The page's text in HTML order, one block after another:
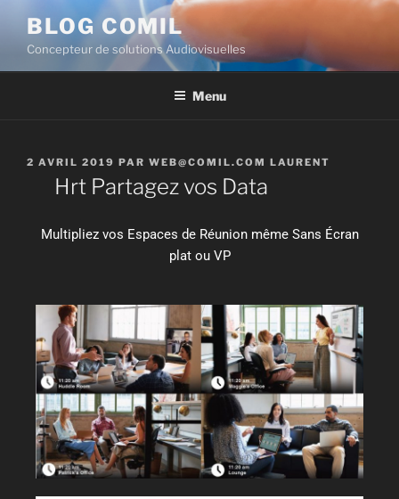
BLOG COMIL
Concepteur de solutions Audiovisuelles
Menu
2 AVRIL 2019 PAR WEB@COMIL.COM LAURENT
Hrt Partagez vos Data
Multipliez vos Espaces de Réunion même Sans Écran
plat ou VP